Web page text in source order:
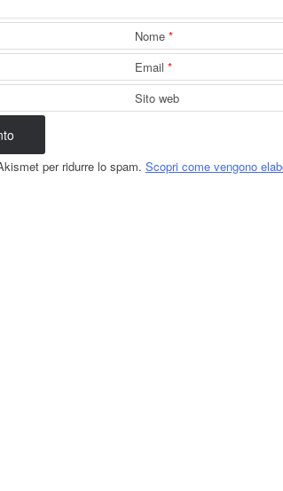
Nome*
Email*
Sito web
per ridurre lo spam. Scopri come vengono